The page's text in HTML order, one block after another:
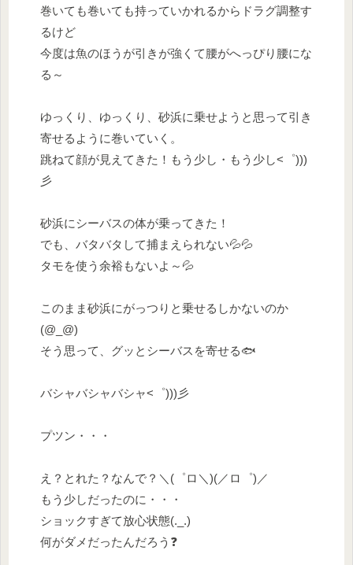
巻いても巻いても持っていかれるからドラグ調整す
るけど
今度は魚のほうが引きが強くて腰がへっぴり腰にな
る～
ゆっくり、ゆっくり、砂浜に乗せようと思って引き
寄せるように巻いていく。
跳ねて顔が見えてきた！もう少し・もう少し<゜)))
彡
砂浜にシーバスの体が乗ってきた！
でも、バタバタして捕まえられない💦💦
タモを使う余裕もないよ～💦
このまま砂浜にがっつりと乗せるしかないのか
(@_@)
そう思って、グッとシーバスを寄せる🐟
バシャバシャバシャ<゜)))彡
プツン・・・
え？とれた？なんで？＼(゜ロ＼)(／ロ゜)／
もう少しだったのに・・・
ショックすぎて放心状態(._.)
何がダメだったんだろう❓